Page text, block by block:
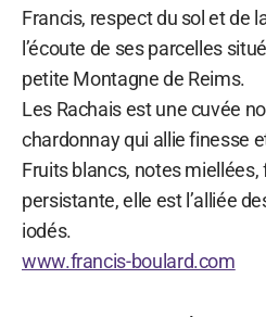
Francis, respect du sol et de
l’écoute de ses parcelles
petite Montagne de Reims.
Les Rachais est une cuvée
chardonnay qui allie finesse
Fruits blancs, notes miellées,
persistante, elle est l’alliée
iodés.
www.francis-boulard.com